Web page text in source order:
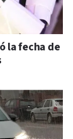
la fecha de